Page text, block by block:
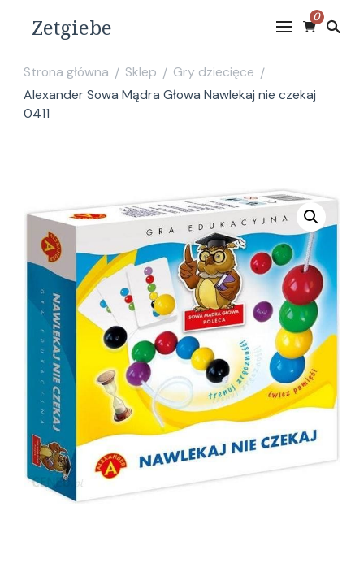
Zetgiebe 0
Strona główna / Sklep / Gry dziecięce /
Alexander Sowa Mądra Głowa Nawlekaj nie czekaj
0411